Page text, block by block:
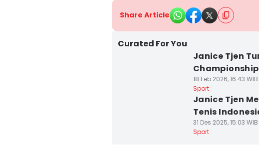
Share Article
Curated For You
Janice Tjen
18 Feb 2026, 16:43 WIB
Sport
Janice Tjen
Tenis
31 Des 2025, 15:03 WIB
Sport